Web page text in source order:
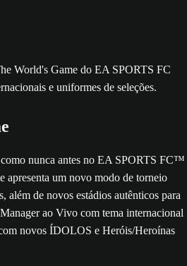
nunca antes no EA SPORTS FC™
apresenta um novo modo de torneio
além de novos estádios autênticos para
ao Vivo com tema internacional
novos ÍDOLOS e Heróis/Heroínas